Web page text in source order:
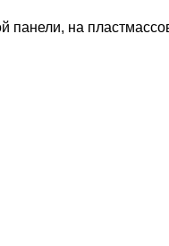
панели, на